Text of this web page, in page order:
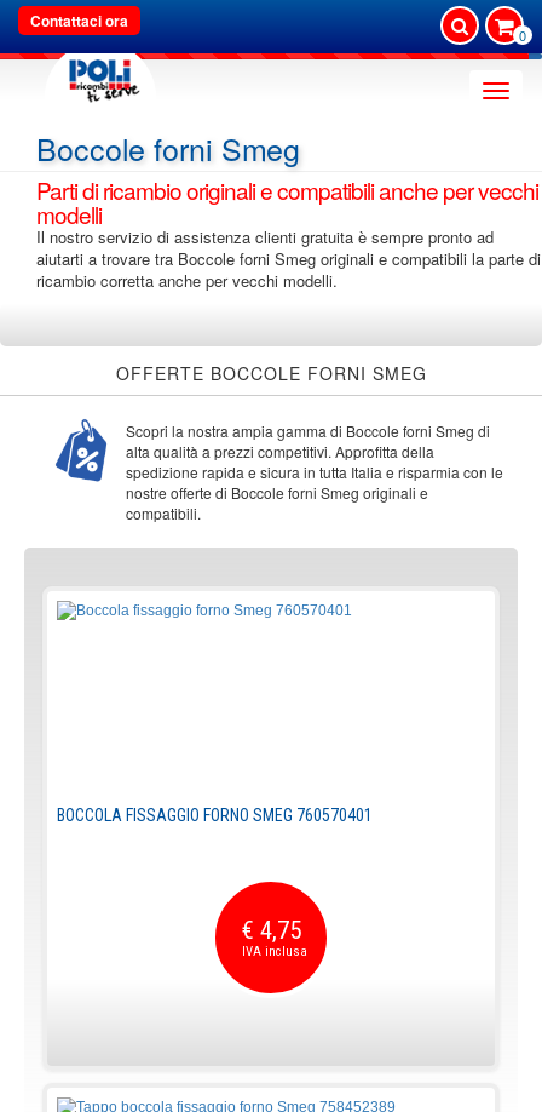
Contattaci ora
0
Toggle
Boccole forni Smeg
Parti di ricambio originali e compatibili anche per vecchi
modelli
Il nostro servizio di assistenza clienti gratuita è sempre pronto ad
aiutarti a trovare tra Boccole forni Smeg originali e compatibili la parte di
ricambio corretta anche per vecchi modelli.
OFFERTE BOCCOLE FORNI SMEG
Scopri la nostra ampia gamma di Boccole forni Smeg di
alta qualità a prezzi competitivi. Approfitta della
spedizione rapida e sicura in tutta Italia e risparmia con le
nostre offerte di Boccole forni Smeg originali e
compatibili.
BOCCOLA FISSAGGIO FORNO SMEG 760570401
€ 4,75